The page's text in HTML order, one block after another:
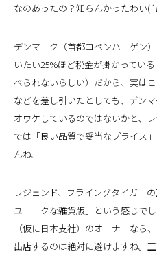
なのあったの？知らんかったわい
デンマーク（首都コペンハーゲン
いたい25%ほど税金が掛かってい
べられないらしい）だから、実は
などを差し引いたとしても、デン
オウケしているのではないかと、
では「良い品質で妥当なプライス
んね。
レジェンド、フライングタイガー
ユニークな雑貨版」という感じでし
（仮に日本支社）のオーナーなら
出店するのは絶対に避けますね。